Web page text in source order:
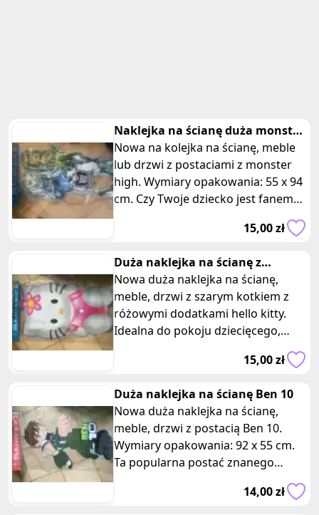
Naklejka na ścianę duża monster
high
Nowa na kolejka na ścianę, meble
lub drzwi z postaciami z monster
high. Wymiary opakowania: 55 x 94
cm. Czy Twoje dziecko jest fanem
15,00 zł
Duża naklejka na ścianę z
kotkiem hello kitty
Nowa duża naklejka na ścianę,
meble, drzwi z szarym kotkiem z
różowymi dodatkami hello kitty.
Idealna do pokoju dziecięcego,
15,00 zł
Duża naklejka na ścianę Ben 10
Nowa duża naklejka na ścianę,
meble, drzwi z postacią Ben 10.
Wymiary opakowania: 92 x 55 cm.
Ta popularna postać znanego
14,00 zł